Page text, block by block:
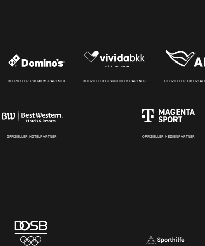
OFFIZIELLER PREMIUM-PARTNER OFFIZIELLER GESUNDHEITSPARTNER OFFIZIELLER
OFFIZIELLER HOTELPARTNER OFFIZIELLER MEDIENPARTNER